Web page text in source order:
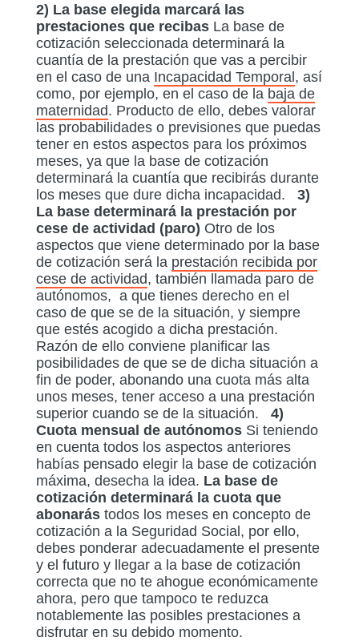
2) La base elegida marcará las
prestaciones que recibas La base de
cotización seleccionada determinará la
cuantía de la prestación que vas a percibir
en el caso de una Incapacidad Temporal, así
como, por ejemplo, en el caso de la baja de
maternidad. Producto de ello, debes valorar
las probabilidades o previsiones que puedas
tener en estos aspectos para los próximos
meses, ya que la base de cotización
determinará la cuantía que recibirás durante
los meses que dure dicha incapacidad. 3)
La base determinará la prestación por
cese de actividad (paro) Otro de los
aspectos que viene determinado por la base
de cotización será la prestación recibida por
cese de actividad, también llamada paro de
autónomos, a que tienes derecho en el
caso de que se de la situación, y siempre
que estés acogido a dicha prestación.
Razón de ello conviene planificar las
posibilidades de que se de dicha situación a
fin de poder, abonando una cuota más alta
unos meses, tener acceso a una prestación
superior cuando se de la situación. 4)
Cuota mensual de autónomos Si teniendo
en cuenta todos los aspectos anteriores
habías pensado elegir la base de cotización
máxima, desecha la idea. La base de
cotización determinará la cuota que
abonarás todos los meses en concepto de
cotización a la Seguridad Social, por ello,
debes ponderar adecuadamente el presente
y el futuro y llegar a la base de cotización
correcta que no te ahogue económicamente
ahora, pero que tampoco te reduzca
notablemente las posibles prestaciones a
disfrutar en su debido momento.